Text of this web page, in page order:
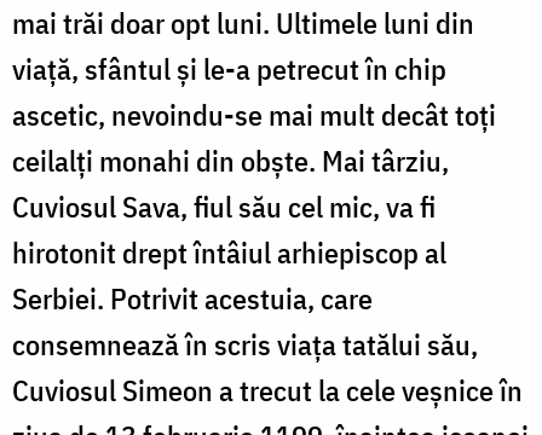
mai trăi doar opt luni. Ultimele luni din
viață, sfântul și le-a petrecut în chip
ascetic, nevoindu-se mai mult decât toți
ceilalți monahi din obște. Mai târziu,
Cuviosul Sava, fiul său cel mic, va fi
hirotonit drept întâiul arhiepiscop al
Serbiei. Potrivit acestuia, care
consemnează în scris viața tatălui său,
Cuviosul Simeon a trecut la cele veșnice în